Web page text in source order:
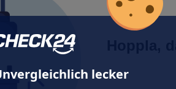
lecker
Hoppla,